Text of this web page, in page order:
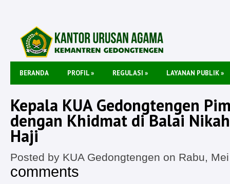
BERANDA PROFIL» REGULASI » LAYANAN PUBLIK»
Kepala KUA Gedongtengen
dengan Khidmat di Balai
Haji
Posted by KUA Gedongtengen on Rabu,
comments